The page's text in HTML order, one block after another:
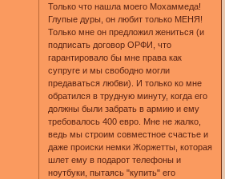
Только что нашла моего Мохаммеда!
Глупые дуры, он любит только МЕНЯ!
Только мне он предложил жениться (и
подписать договор ОРФИ, что
гарантировало бы мне права как
супруге и мы свободно могли
предаваться любви). И только ко мне
обратился в трудную минуту, когда его
должны были забрать в армию и ему
требовалось 400 евро. Мне не жалко,
ведь мы строим совместное счастье и
даже происки немки Жоржетты, которая
шлет ему в подарот телефоны и
ноутбуки, пытаясь "купить" его